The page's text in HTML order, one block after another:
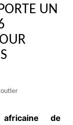
UN
de